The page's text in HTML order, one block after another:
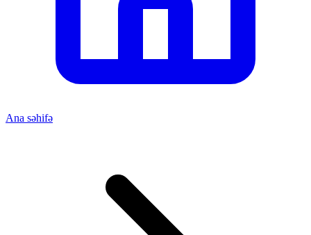
Ana səhifə